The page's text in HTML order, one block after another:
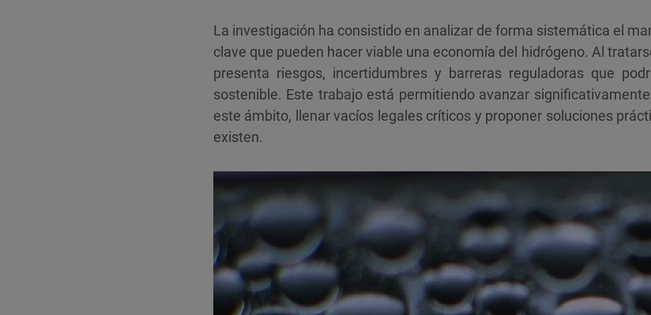
La investigación ha consistido en analizar de forma sistemática el
clave que pueden hacer viable una economía del hidrógeno. Al
presenta riesgos, incertidumbres y barreras reguladoras que
sostenible. Este trabajo está permitiendo avanzar
este ámbito, llenar vacíos legales críticos y proponer soluciones
existen.